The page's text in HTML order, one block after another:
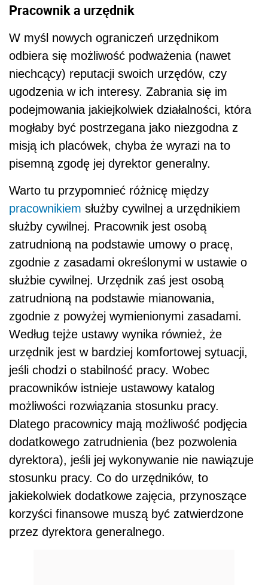
Pracownik a urzędnik
W myśl nowych ograniczeń urzędnikom
odbiera się możliwość podważenia (nawet
niechcący) reputacji swoich urzędów, czy
ugodzenia w ich interesy. Zabrania się im
podejmowania jakiejkolwiek działalności, która
mogłaby być postrzegana jako niezgodna z
misją ich placówek, chyba że wyrazi na to
pisemną zgodę jej dyrektor generalny.
Warto tu przypomnieć różnicę między
pracownikiem służby cywilnej a urzędnikiem
służby cywilnej. Pracownik jest osobą
zatrudnioną na podstawie umowy o pracę,
zgodnie z zasadami określonymi w ustawie o
służbie cywilnej. Urzędnik zaś jest osobą
zatrudnioną na podstawie mianowania,
zgodnie z powyżej wymienionymi zasadami.
Według tejże ustawy wynika również, że
urzędnik jest w bardziej komfortowej sytuacji,
jeśli chodzi o stabilność pracy. Wobec
pracowników istnieje ustawowy katalog
możliwości rozwiązania stosunku pracy.
Dlatego pracownicy mają możliwość podjęcia
dodatkowego zatrudnienia (bez pozwolenia
dyrektora), jeśli jej wykonywanie nie nawiązuje
stosunku pracy. Co do urzędników, to
jakiekolwiek dodatkowe zajęcia, przynoszące
korzyści finansowe muszą być zatwierdzone
przez dyrektora generalnego.